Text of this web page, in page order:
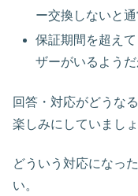
ー交換しないと
保証期間を超え
ザーがいるよう
回答・対応がどうな
楽しみにしていましょ
どういう対応になっ
い。